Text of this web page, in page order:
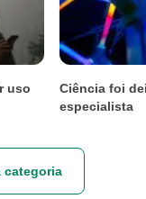
uso
Ciência foi
especialista
categoria